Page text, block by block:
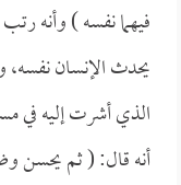
فيهما نفسه ) وأنه
يحدث الإنسان
الذي أشرت إليه في
أنه قال: (ثم يحسن